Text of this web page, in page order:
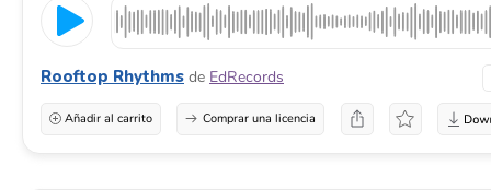
Rooftop Rhythms de EdRecords
Añadir al carrito Comprar una licencia